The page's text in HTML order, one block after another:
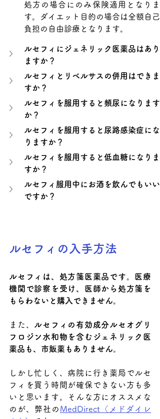
処方の場合にのみ保険適用となりま
す。ダイエット目的の場合は全額自己
負担の自由診療となります。
ルセフィにジェネリック医薬品はあり
ますか？
ルセフィとリベルサスの併用はできま
すか？
ルセフィを服用すると頻尿になります
か？
ルセフィを服用すると尿路感染症にな
りますか？
ルセフィを服用すると低血糖になりま
すか？
ルセフィ服用中にお酒を飲んでもいい
ですか？
ルセフィの入手方法
ルセフィは、処方箋医薬品です。医療
機関で診察を受け、医師から処方箋を
もらわないと購入できません。
また、 ルセフィの有効成分ルセオグリ
フロジン水和物を含むジェネリック医
薬品も、市販薬もありません。
しかし忙しく、病院に行き薬局でルセ
フィを買う時間が確保できない方も多
いと思います。そんな方にオススメな
のが、弊社の MedDirect（メドダイレ